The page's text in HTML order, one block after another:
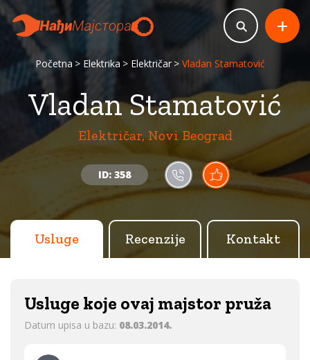
Početna Elektrika Električar Vladan Stamatović
Vladan Stamatović
Električar, Novi Beograd
ID: 358
+
Usluge Recenzije Kontakt
Usluge koje ovaj majstor pruža
Datum upisa u bazu: 08.03.2014.